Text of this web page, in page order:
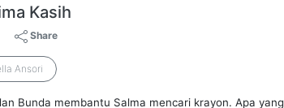
Kasih
Share
Ansori
Bunda membantu Salma mencari krayon. Apa yang